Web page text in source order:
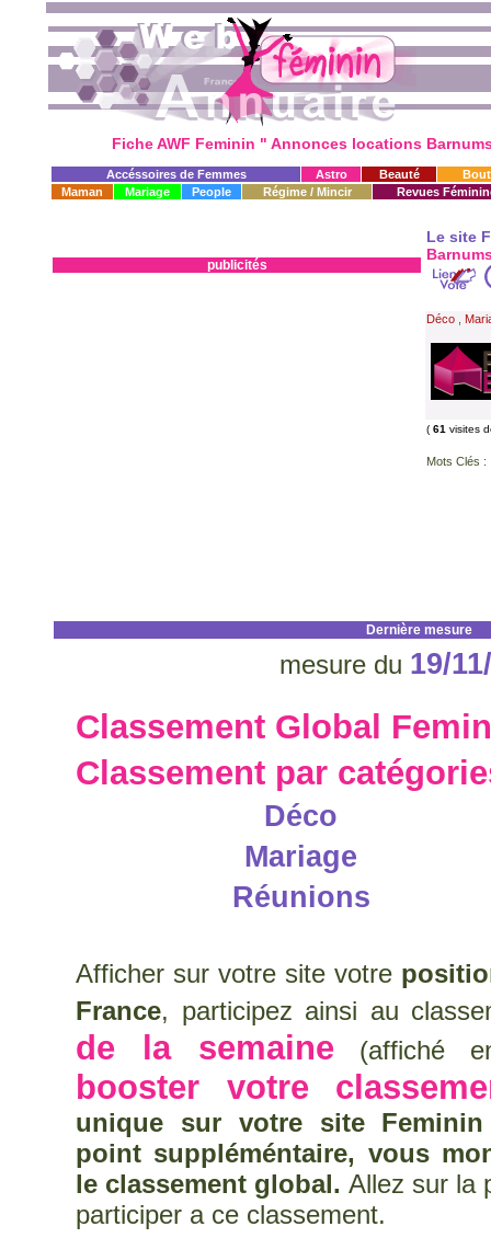
Fiche AWF Feminin " Annonces locations
Accéssoires de Femmes Astro Beauté
Maman
Mariage People Régime / Mincir Revues
publicités
Le site
Déco
( 61 visites
Mots Clés :
Dernière mesure
mesure du 19/
Classement Global
Classement par
Déco
Mariage
Réunions
Afficher sur votre site votre
France, participez ainsi au
de la semaine (affiché
booster votre
unique sur votre site
point suppléméntaire, vous
le classement global. Allez sur la
participer a ce classement.